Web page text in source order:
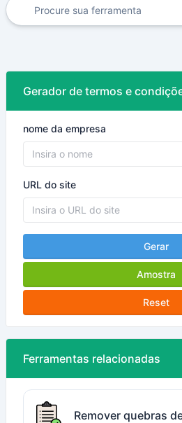
Gerador de termos e
nome da empresa
URL do site
Gerar
Amostra
Reset
Ferramentas relacionadas
Remover quebras